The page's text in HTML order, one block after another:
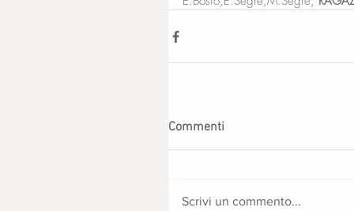
Commenti
Scrivi un commento...